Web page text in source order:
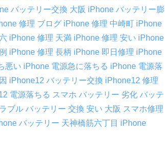
バッテリー交換 大阪 iPhone バッテリー膨
修理 ブログ iPhone 修理 中崎町 iPhone
iPhone 修理 天満 iPhone 修理 安い iPhone
iPhone 修理 長柄 iPhone 即日修理 iPhone
悪い iPhone 電源急に落ちる iPhone 電源落
iPhone12 バッテリー交換 iPhone12 修理
電源落ちる スマホ バッテリー 劣化 バッテ
ブル バッテリー 交換 安い 大阪 スマホ修理
バッテリー 天神橋筋六丁目 iPhone